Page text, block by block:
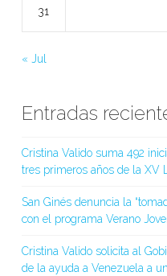
31
« Jul
Entradas
Cristina Valido suma 492
tres primeros años de la XV
San Ginés denuncia la
con el programa Verano
Cristina Valido solicita al
de la ayuda a Venezuela a